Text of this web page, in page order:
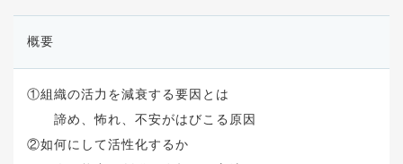
概要
①組織の活力を減衰する要因とは
諦め、怖れ、不安がはびこる原因
②如何にして活性化するか